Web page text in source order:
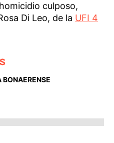
culposo,
Di Leo, de la UFI 4
BONAERENSE